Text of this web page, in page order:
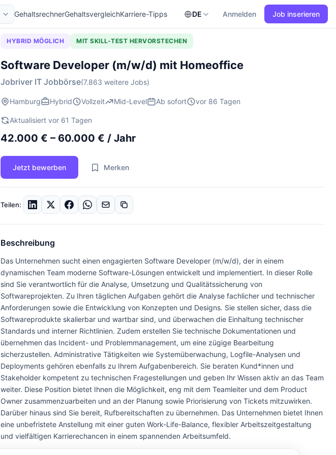
GehaltsrechnerGehaltsvergleichKarriere-Tipps DE Anmelden Job inserieren
HYBRID MÖGLICH MIT SKILL-TEST HERVORSTECHEN
Software Developer (m/w/d) mit Homeoffice
Jobriver IT Jobbörse(7.863 weitere Jobs)
Hamburg Hybrid Vollzeit Mid-Level Ab sofort vor 86 Tagen
Aktualisiert vor 61 Tagen
42.000 € – 60.000 € / Jahr
Jetzt bewerben Merken
Teilen:
Beschreibung
Das Unternehmen sucht einen engagierten Software Developer (m/w/d), der in einem
dynamischen Team moderne Software-Lösungen entwickelt und implementiert. In dieser Rolle
sind Sie verantwortlich für die Analyse, Umsetzung und Qualitätssicherung von
Softwareprojekten. Zu Ihren täglichen Aufgaben gehört die Analyse fachlicher und technischer
Anforderungen sowie die Entwicklung von Konzepten und Designs. Sie stellen sicher, dass die
Softwareprodukte skalierbar und wartbar sind, und überwachen die Einhaltung technischer
Standards und interner Richtlinien. Zudem erstellen Sie technische Dokumentationen und
übernehmen das Incident- und Problemmanagement, um eine zügige Bearbeitung
sicherzustellen. Administrative Tätigkeiten wie Systemüberwachung, Logfile-Analysen und
Deployments gehören ebenfalls zu Ihrem Aufgabenbereich. Sie beraten Kund*innen und
Stakeholder kompetent zu technischen Fragestellungen und geben Ihr Wissen aktiv an das Team
weiter. Diese Position bietet Ihnen die Möglichkeit, eng mit dem Teamleiter und dem Product
Owner zusammenzuarbeiten und an der Planung sowie Priorisierung von Tickets mitzuwirken.
Darüber hinaus sind Sie bereit, Rufbereitschaften zu übernehmen. Das Unternehmen bietet Ihnen
eine unbefristete Anstellung mit einer guten Work-Life-Balance, flexibler Arbeitszeitgestaltung
und vielfältigen Karrierechancen in einem spannenden Arbeitsumfeld.